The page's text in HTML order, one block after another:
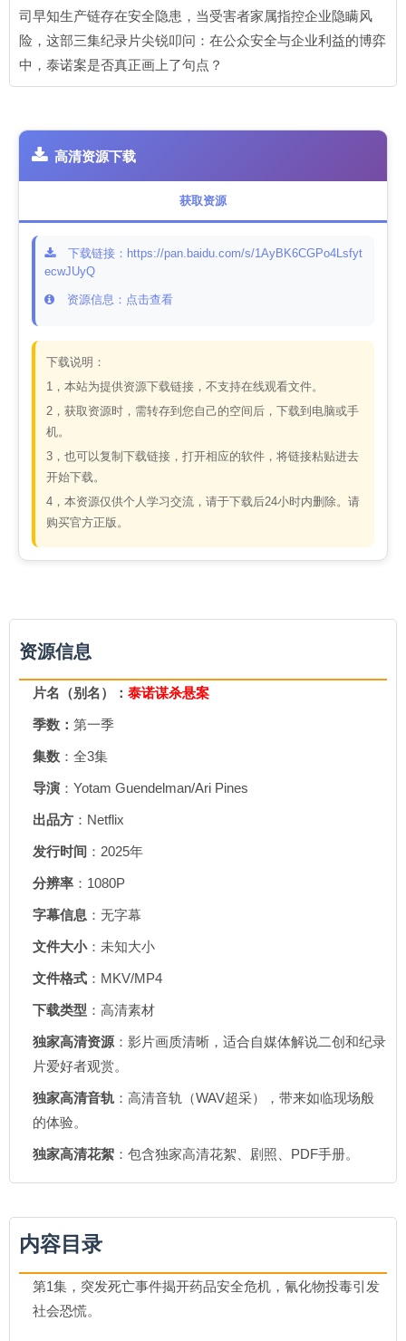
司早知生产链存在安全隐患，当受害者家属指控企业隐瞒风
险，这部三集纪录片尖锐叩问：在公众安全与企业利益的博弈
中，泰诺案是否真正画上了句点？
高清资源下载
获取资源
下载链接：https://pan.baidu.com/s/1AyBK6CGPo4Lsfyt
ecwJUyQ
资源信息：点击查看
下载说明：
1，本站为提供资源下载链接，不支持在线观看文件。
2，获取资源时，需转存到您自己的空间后，下载到电脑或手
机。
3，也可以复制下载链接，打开相应的软件，将链接粘贴进去
开始下载。
4，本资源仅供个人学习交流，请于下载后24小时内删除。请
购买官方正版。
资源信息
片名（别名）： 泰诺谋杀悬案
季数： 第一季
集数 ：全3集
导演 ：Yotam Guendelman/Ari Pines
出品方 ：Netflix
发行时间 ：2025年
分辨率 ：1080P
字幕信息 ：无字幕
文件大小：未知大小
文件格式 ：MKV/MP4
下载类型 ：高清素材
独家高清资源 ：影片画质清晰，适合自媒体解说二创和纪录
片爱好者观赏。
独家高清音轨 ：高清音轨（WAV超采），带来如临现场般
的体验。
独家高清花絮 ：包含独家高清花絮、剧照、PDF手册。
内容目录
第1集，突发死亡事件揭开药品安全危机，氰化物投毒引发
社会恐慌。